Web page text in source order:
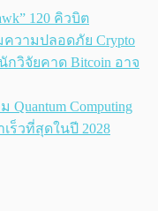
120 คิวบิต
วามปลอดภัย Crypto
กวิจัยคาด Bitcoin อาจ
Computing
ร็วที่สุดในปี 2028